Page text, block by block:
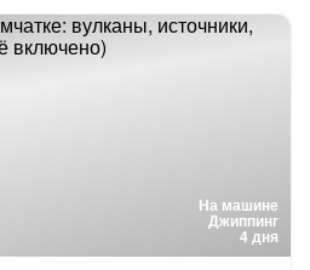
На машине
Джиппинг
4 дня